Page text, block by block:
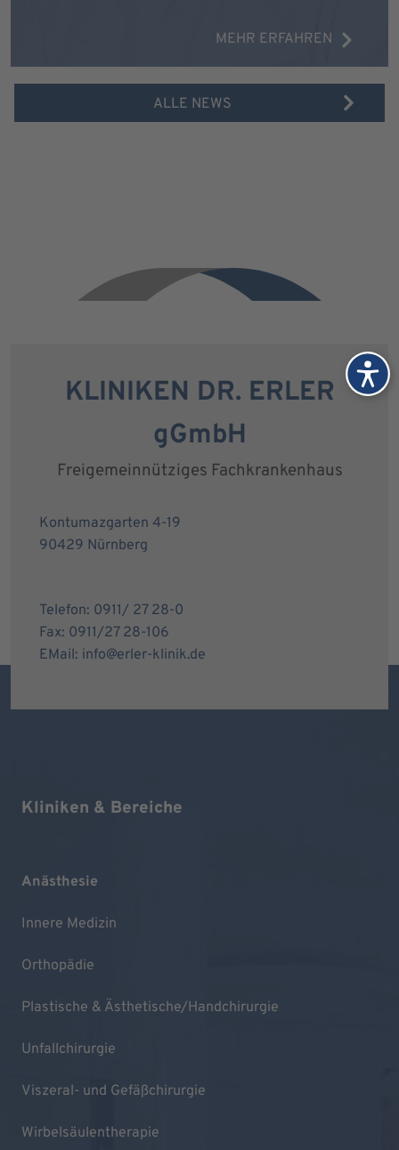
MEHR ERFAHREN
ALLE NEWS
KLINIKEN DR. ERLER
gGmbH
Freigemeinnütziges Fachkrankenhaus
Kontumazgarten 4-19
90429 Nürnberg
Telefon: 0911/ 27 28-0
Fax: 0911/27 28-106
EMail: info@erler-klinik.de
Kliniken & Bereiche
Anästhesie
Innere Medizin
Orthopädie
Plastische & Ästhetische/Handchirurgie
Unfallchirurgie
Viszeral- und Gefäßchirurgie
Wirbelsäulentherapie